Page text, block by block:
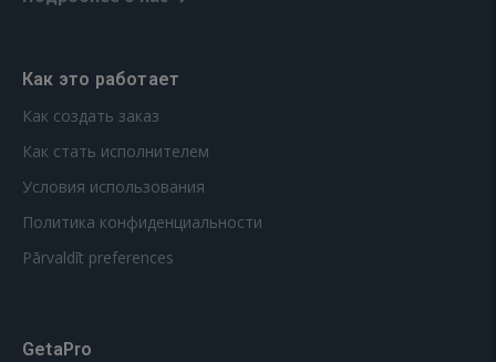
Как это работает
Как создать заказ
Как стать исполнителем
Условия использования
Политика конфиденциальности
Pārvaldīt preferences
GetaPro